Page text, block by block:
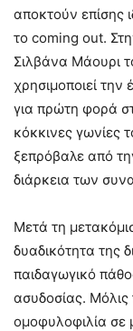
αποκτούν επίσης
το coming out.
Σιλβάνα Μάουρι
χρησιμοποιεί
για πρώτη φορά
κόκκινες γωνίες
ξεπρόβαλε από
διάρκεια των
Μετά τη
δυαδικότητα της
παιδαγωγικό
ασυδοσίας. Μόλις
ομοφυλοφιλία σε